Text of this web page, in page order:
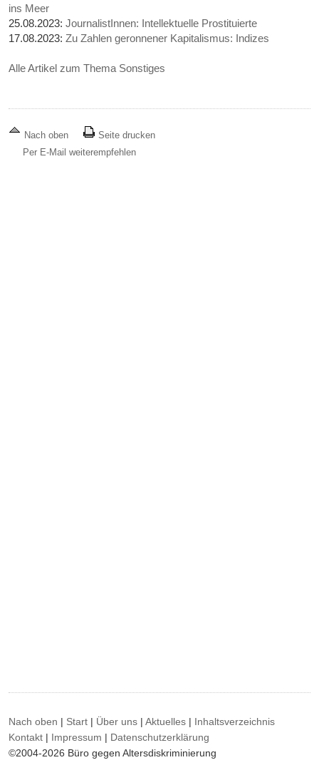
ins Meer
25.08.2023:JournalistInnen: Intellektuelle Prostituierte
17.08.2023:Zu Zahlen geronnener Kapitalismus: Indizes
Alle Artikel zum Thema Sonstiges
Nach oben
Seite drucken
Per E-Mail weiterempfehlen
Nach oben | Start | Über uns |Aktuelles | Inhaltsverzeichnis
Kontakt | Impressum | Datenschutzerklärung
©2004-2026 Büro gegen Altersdiskriminierung